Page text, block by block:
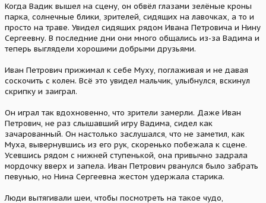
Когда Вадик вышел на сцену, он обвёл глазами зелёные кроны
парка, солнечные блики, зрителей, сидящих на лавочках, а то и
просто на траве. Увидел сидящих рядом Ивана Петровича и Нину
Сергеевну. В последние дни они много общались из-за Вадима и
теперь выглядели хорошими добрыми друзьями.
Иван Петрович прижимал к себе Муху, поглаживая и не давая
соскочить с колен. Всё это увидел мальчик, улыбнулся, вскинул
скрипку и заиграл.
Он играл так вдохновенно, что зрители замерли. Даже Иван
Петрович, не раз слышавший игру Вадима, сидел как
зачарованный. Он настолько заслушался, что не заметил, как
Муха, вывернувшись из его рук, скоренько побежала к сцене.
Усевшись рядом с нижней ступенькой, она привычно задрала
мордочку вверх и запела. Иван Петрович рванулся было забрать
певунью, но Нина Сергеевна жестом удержала старика.
Люди вытягивали шеи, чтобы посмотреть на такое чудо,